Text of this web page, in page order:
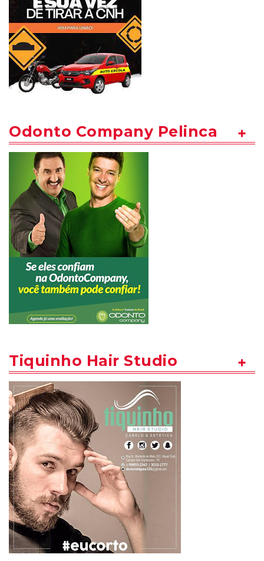
Odonto Company Pelinca
Tiquinho Hair Studio